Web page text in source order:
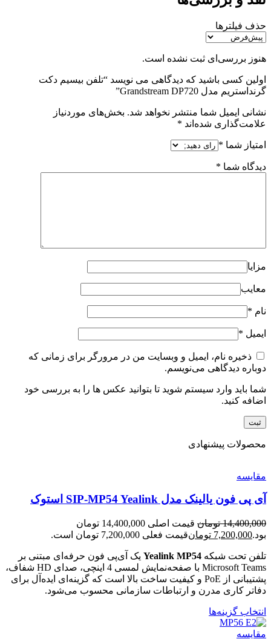
حذف فیلترها
هنوز بررسی‌ای ثبت نشده است.
اولین کسی باشید که دیدگاهی می نویسد “تلفن بیسیم دکت
گرنداستریم مدل Grandstream DP720”
نشانی ایمیل شما منتشر نخواهد شد. بخش‌های موردنیاز
علامت‌گذاری شده‌اند *
امتیاز شما *
دیدگاه شما *
مزایا
معایب
نام *
ایمیل *
ذخیره نام، ایمیل و وبسایت من در مرورگر برای زمانی که
دوباره دیدگاهی می‌نویسم.
شما باید وارد سیستم شوید تا بتوانید عکس ها را به بررسی خود
اضافه کنید.
محصولات پیشنهادی
مقایسه
آی پی فون یالینک مدل SIP-MP54 Yealink استوک
14,400,000 تومان
قیمت اصلی 14,400,000 تومان
بود.7,200,000 تومانقیمت فعلی 7,200,000 تومان است.
تلفن تحت شبکه Yealink MP54 یک آی‌پی فون حرفه‌ای مبتنی بر
Microsoft Teams با صفحه‌نمایش لمسی 4 اینچی، صدای HD شفاف،
پشتیبانی از PoE و کیفیت ساخت بالا است که گزینه‌ای ایده‌آل برای
دفاتر کاری مدرن و ارتباطات سازمانی محسوب می‌شود.
انتخاب گزینه‌ها
مقایسه